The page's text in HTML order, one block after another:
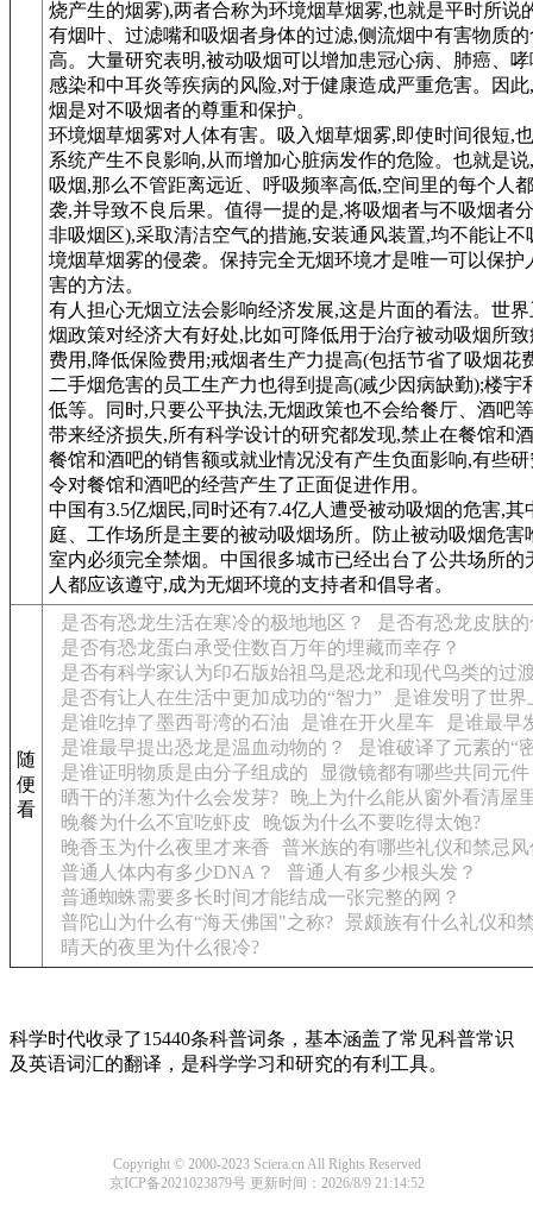
烧产生的烟雾),两者合称为环境烟草烟雾,也就是平时所说
有烟叶、过滤嘴和吸烟者身体的过滤,侧流烟中有害物质
高。大量研究表明,被动吸烟可以增加患冠心病、肺癌、
感染和中耳炎等疾病的风险,对于健康造成严重危害。因
烟是对不吸烟者的尊重和保护。
环境烟草烟雾对人体有害。吸入烟草烟雾,即使时间很短,
系统产生不良影响,从而增加心脏病发作的危险。也就是
吸烟,那么不管距离远近、呼吸频率高低,空间里的每个人
袭,并导致不良后果。值得一提的是,将吸烟者与不吸烟者
非吸烟区),采取清洁空气的措施,安装通风装置,均不能让不
境烟草烟雾的侵袭。保持完全无烟环境才是唯一可以保护
害的方法。
有人担心无烟立法会影响经济发展,这是片面的看法。世
烟政策对经济大有好处,比如可降低用于治疗被动吸烟所
费用,降低保险费用;戒烟者生产力提高(包括节省了吸烟花
二手烟危害的员工生产力也得到提高(减少因病缺勤);楼宇
低等。同时,只要公平执法,无烟政策也不会给餐厅、酒吧
带来经济损失,所有科学设计的研究都发现,禁止在餐馆和
餐馆和酒吧的销售额或就业情况没有产生负面影响,有些
令对餐馆和酒吧的经营产生了正面促进作用。
中国有3.5亿烟民,同时还有7.4亿人遭受被动吸烟的危害,其
庭、工作场所是主要的被动吸烟场所。防止被动吸烟危害
室内必须完全禁烟。中国很多城市已经出台了公共场所的
人都应该遵守,成为无烟环境的支持者和倡导者。
随
便
看
是否有恐龙生活在寒冷的极地地区？
是否有恐龙皮肤
是否有恐龙蛋白承受住数百万年的埋藏而幸存？
是否有科学家认为印石版始祖鸟是恐龙和现代鸟类的过
是否有让人在生活中更加成功的“智力”
是谁发明了世
是谁吃掉了墨西哥湾的石油
是谁在开火星车
是谁最早
是谁最早提出恐龙是温血动物的？
是谁破译了元素的“
是谁证明物质是由分子组成的
显微镜都有哪些共同元件
晒干的洋葱为什么会发芽?
晚上为什么能从窗外看清屋
晚餐为什么不宜吃虾皮
晚饭为什么不要吃得太饱?
晚香玉为什么夜里才来香
普米族的有哪些礼仪和禁忌
普通人体内有多少DNA？
普通人有多少根头发？
普通蜘蛛需要多长时间才能结成一张完整的网？
普陀山为什么有“海天佛国"之称? 景颇族有什么礼仪和
晴天的夜里为什么很冷?
科学时代收录了15440条科普词条，基本涵盖了常见科普常识
及英语词汇的翻译，是科学学习和研究的有利工具。
Copyright © 2000-2023 Sciera.cn All Rights Reserved
京ICP备2021023879号更新时间：2026/8/9 21:14:52